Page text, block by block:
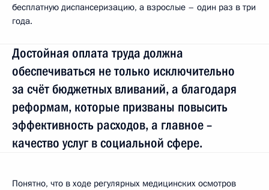
бесплатную диспансеризацию, а взрослые – один раз в три
года.
Достойная оплата труда должна
обеспечиваться не только исключительно
за счёт бюджетных вливаний, а благодаря
реформам, которые призваны повысить
эффективность расходов, а главное –
качество услуг в социальной сфере.
Понятно, что в ходе регулярных медицинских осмотров